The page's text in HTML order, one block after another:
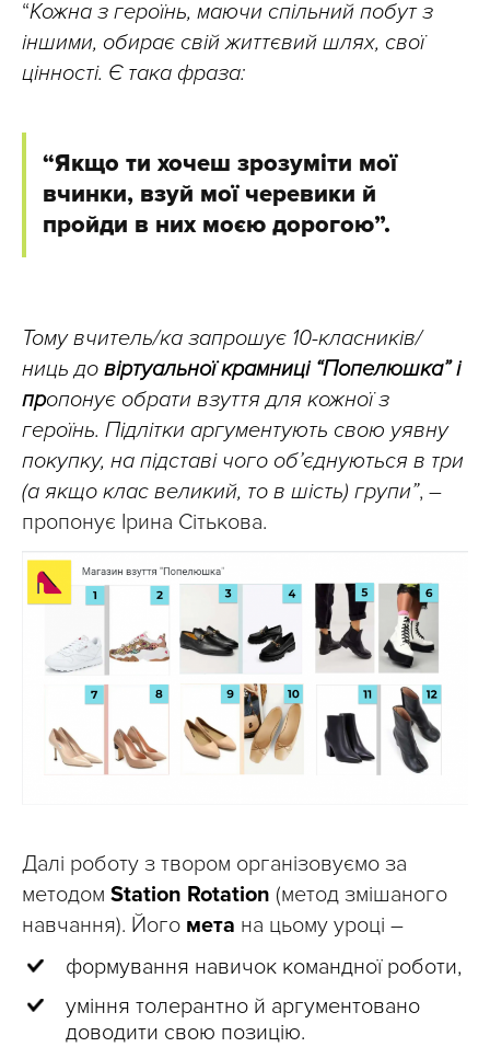
“Кожна з героїнь, маючи спільний побут з
іншими, обирає свій життєвий шлях, свої
цінності. Є така фраза:
“Якщо ти хочеш зрозуміти мої
вчинки, взуй мої черевики й
пройди в них моєю дорогою”.
Тому вчитель/ка запрошує 10-класників/
ниць до віртуальної крамниці “Попелюшка” і
пропонує обрати взуття для кожної з
героїнь. Підлітки аргументують свою уявну
покупку, на підставі чого об’єднуються в три
(а якщо клас великий, то в шість) групи”, –
пропонує Ірина Сітькова.
Далі роботу з твором організовуємо за
методом Station Rotation (метод змішаного
навчання). Його мета на цьому уроці –
формування навичок командної роботи,
уміння толерантно й аргументовано
доводити свою позицію.